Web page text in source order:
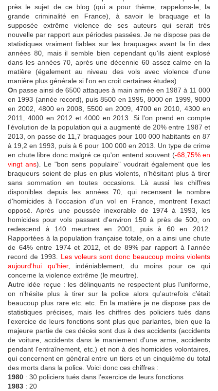
près le sujet de ce blog (qui a pour thème, rappelons-le, la
grande criminalité en France), à savoir le braquage et la
supposée extrême violence de ses auteurs qui serait très
nouvelle par rapport aux périodes passées. Je ne dispose pas de
statistiques vraiment fiables sur les braquages avant la fin des
années 80, mais il semble bien cependant qu'ils aient explosé
dans les années 70, après une décennie 60 assez calme en la
matière (également au niveau des vols avec violence d'une
manière plus générale si l'on en croit certaines études).
On passe ainsi de 6500 attaques à main armée en 1987 à 11 000
en 1993 (année record), puis 8500 en 1995, 8000 en 1999, 9000
en 2002, 4800 en 2008, 5500 en 2009, 4700 en 2010, 4300 en
2011, 4000 en 2012 et 4000 en 2013. Si l'on prend en compte
l'évolution de la population qui a augmenté de 20% entre 1987 et
2013, on passe de 11,7 braquages pour 100 000 habitants en 87
à 19,2 en 1993, puis à 6 pour 100 000 en 2013. Un type de crime
en chute libre donc malgré ce qu'on entend souvent (-68,75% en
vingt ans). Le "bon sens populaire" voudrait également que les
braqueurs soient de plus en plus violents, n'hésitant plus à tirer
sans sommation en toutes occasions. Là aussi les chiffres
disponibles depuis les années 70, qui recensent le nombre
d'homicides à l'occasion d'un vol en France, montrent l'exact
opposé. Après une poussée inexorable de 1974 à 1993, les
homicides pour vols passant d'environ 150 à près de 500, on
redescend à 140 meurtres en 2001, puis à 60 en 2012.
Rapportées à la population française totale, on a ainsi une chute
de 64% entre 1974 et 2012, et de 89% par rapport à l'année
record de 1993. Les voleurs sont donc beaucoup moins violents
aujourd'hui qu'hier, indéniablement, du moins pour ce qui
concerne la violence extrême (le meurtre).
Autre idée reçue : les délinquants ne respectent plus l'uniforme,
on n'hésite plus à tirer sur la police alors qu'autrefois c'était
beaucoup plus rare etc. etc. En la matière je ne dispose pas de
statistiques précises, mais les chiffres des policiers tués dans
l'exercice de leurs fonctions sont plus que parlantes, bien que la
majeure partie de ces décès sont dus à des accidents (accidents
de voiture, accidents dans le maniement d'une arme, accidents
pendant l'entraînement, etc.) et non à des homicides volontaires,
qui concernent en général entre un tiers et un cinquième du total
des morts dans la police. Voici donc ces chiffres :
1980 : 30 policiers tués dans l'exercice de leurs fonctions
1983 : 20